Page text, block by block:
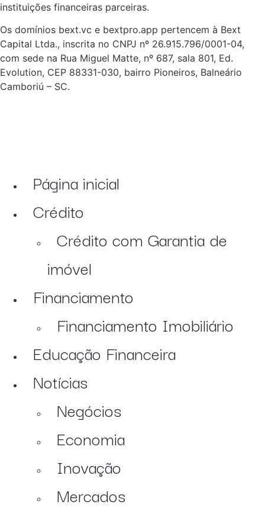
instituições financeiras parceiras.
Os domínios bext.vc e bextpro.app pertencem à Bext
Capital Ltda., inscrita no CNPJ nº 26.915.796/0001-04,
com sede na Rua Miguel Matte, nº 687, sala 801, Ed.
Evolution, CEP 88331-030, bairro Pioneiros, Balneário
Camboriú – SC.
Página inicial
Crédito
Crédito com Garantia de
imóvel
Financiamento
Financiamento Imobiliário
Educação Financeira
Notícias
Negócios
Economia
Inovação
Mercados